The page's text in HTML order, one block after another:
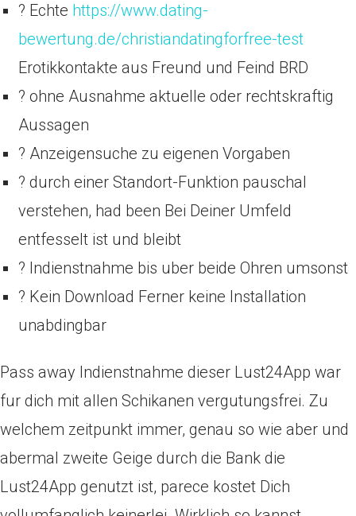
? Echte https://www.dating-
bewertung.de/christiandatingforfree-test
Erotikkontakte aus Freund und Feind BRD
? ohne Ausnahme aktuelle oder rechtskraftig
Aussagen
? Anzeigensuche zu eigenen Vorgaben
? durch einer Standort-Funktion pauschal
verstehen, had been Bei Deiner Umfeld
entfesselt ist und bleibt
? Indienstnahme bis uber beide Ohren umsonst
? Kein Download Ferner keine Installation
unabdingbar
Pass away Indienstnahme dieser Lust24App war
fur dich mit allen Schikanen vergutungsfrei. Zu
welchem zeitpunkt immer, genau so wie aber und
abermal zweite Geige durch die Bank die
Lust24App genutzt ist, parece kostet Dich